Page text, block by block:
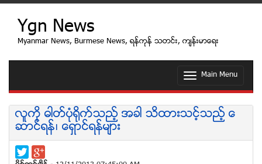
Ygn News
Myanmar News, Burmese News, ရန္ကုန္ သတင္း, က်န္းမာေရး
T
g
l
n
Main Menu
လူကို ဓါတ္ပံုရုိက္သည့္ အခါ သိထားသင့္သည့္ ေ
ဆာင္ရန္၊ ေရွာင္ရန္မ်ား